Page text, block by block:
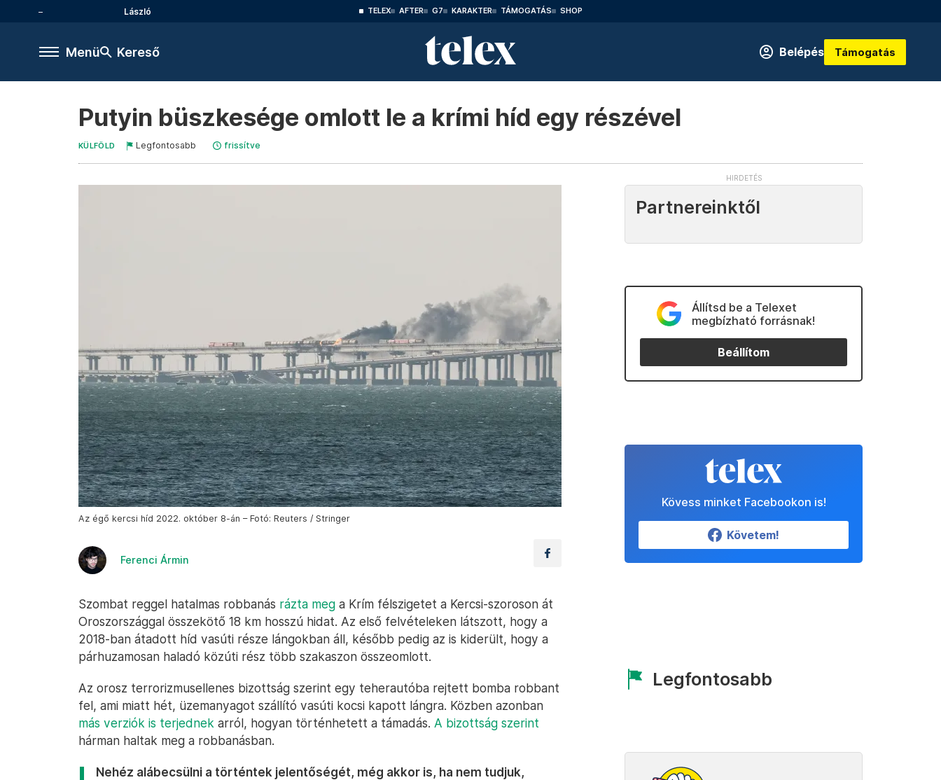
László TELEX AFTER G7 KARAKTER TÁMOGATÁS SHOP
Menü Kereső Belépés Támogatás
Putyin büszkesége omlott le a krími híd egy részével
KÜLFÖLD Legfontosabb frissítve
Az égő kercsi híd 2022. október 8-án – Fotó: Reuters / Stringer
Ferenci Ármin
Szombat reggel hatalmas robbanás rázta meg a Krím félszigetet a Kercsi-szoroson át
Oroszországgal összekötő 18 km hosszú hidat. Az első felvételeken látszott, hogy a
2018-ban átadott híd vasúti része lángokban áll, később pedig az is kiderült, hogy a
párhuzamosan haladó közúti rész több szakaszon összeomlott.
Az orosz terrorizmusellenes bizottság szerint egy teherautóba rejtett bomba robbant
fel, ami miatt hét, üzemanyagot szállító vasúti kocsi kapott lángra. Közben azonban
más verziók is terjednek arról, hogyan történhetett a támadás. A bizottság szerint
hárman haltak meg a robbanásban.
Nehéz alábecsülni a történtek jelentőségét, még akkor is, ha nem tudjuk,
Partnereinktől
Állítsd be a Telexet
megbízható forrásnak!
Beállítom
Kövess minket Facebookon is!
Követem!
Legfontosabb